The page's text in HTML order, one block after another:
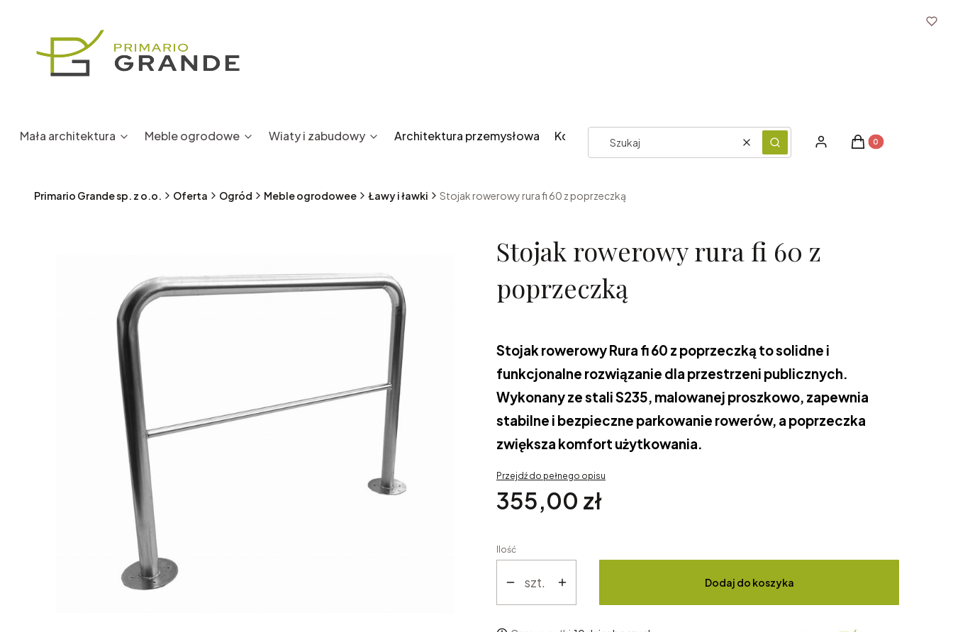
Mała architektura Meble ogrodowe Wiaty i zabudowy Architektura przemysłowa Kontakt
WyczyśćSzukaj
Zaloguj sięProdukty w koszyku:
Koszyk
Primario Grande sp. z o.o. Oferta Ogród Meble ogrodowee Ławy i ławki Stojak rowerowy rura fi 60 z poprzeczką
Stojak rowerowy rura fi 60 z
poprzeczką
Stojak rowerowy Rura fi 60 z poprzeczką to solidne i
funkcjonalne rozwiązanie dla przestrzeni publicznych.
Wykonany ze stali S235, malowanej proszkowo, zapewnia
stabilne i bezpieczne parkowanie rowerów, a poprzeczka
zwiększa komfort użytkowania.
Przejdź do pełnego opisu
Cena
355,00 zł
Ilość
szt. Dodaj do koszyka